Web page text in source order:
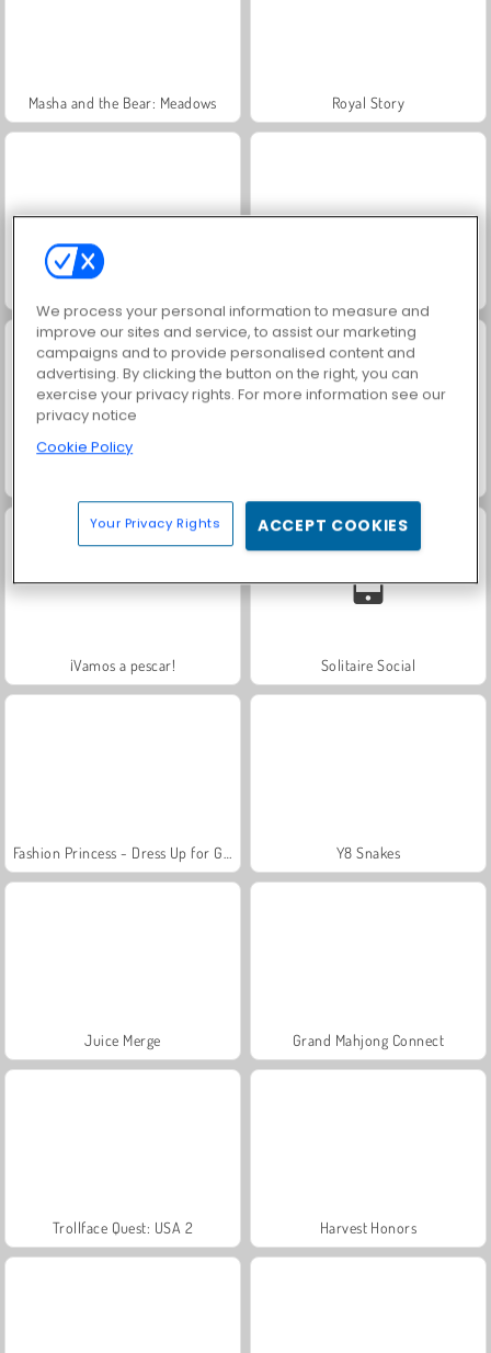
Masha and the Bear: Meadows Royal Story
¡Vamos a pescar! Solitaire Social
Y8 Snakes
Juice Merge Grand Mahjong Connect
Trollface Quest: USA 2 Harvest Honors
We process your personal information to measure and
improve our sites and service, to assist our marketing
campaigns and to provide personalised content and
advertising. By clicking the button on the right, you can
exercise your privacy rights. For more information see our
privacy notice
Cookie Policy
Your Privacy Rights ACCEPT COOKIES